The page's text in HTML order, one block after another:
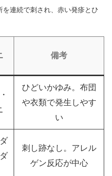
連続で刺され、赤い発疹とひ
備考
ひどいかゆみ。布団
や衣類で発生しやす
い
刺し跡なし。アレル
ゲン反応が中心